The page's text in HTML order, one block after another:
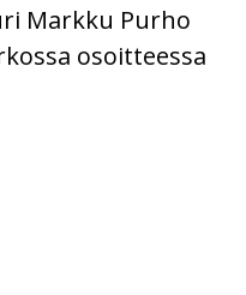
Markku Purho
osoitteessa